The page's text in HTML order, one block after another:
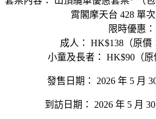
霄閣摩天台 428 單次
限時優惠：
成人： HK$138（原價
小童及長者： HK$90（原
發售日期： 2026 年 5 月
到訪日期： 2026 年 5 月